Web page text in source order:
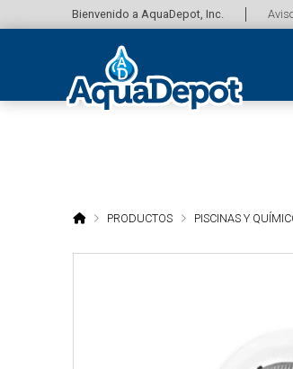
Bienvenido a AquaDepot, Inc.
HOMEPRODUCTOS PISCINAS Y